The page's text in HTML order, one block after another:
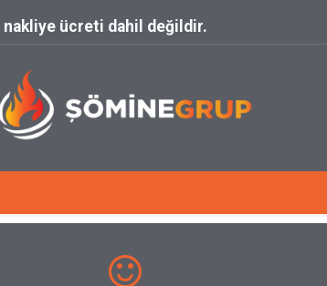
nakliye ücreti dahil değildir.